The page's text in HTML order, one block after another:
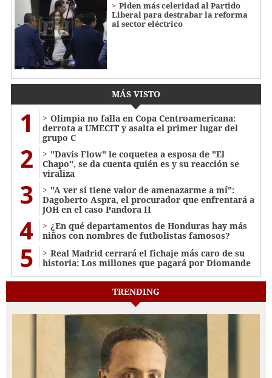
Piden más celeridad al Partido
Liberal para destrabar la reforma
al sector eléctrico
MÁS VISTO
1
Olimpia no falla en Copa Centroamericana:
derrota a UMECIT y asalta el primer lugar del
grupo C
2
"Davis Flow" le coquetea a esposa de "El
Chapo", se da cuenta quién es y su reacción se
viraliza
3
"A ver si tiene valor de amenazarme a mí":
Dagoberto Aspra, el procurador que enfrentará a
JOH en el caso Pandora II
4
¿En qué departamentos de Honduras hay más
niños con nombres de futbolistas famosos?
5
Real Madrid cerrará el fichaje más caro de su
historia: Los millones que pagará por Diomande
TRENDING